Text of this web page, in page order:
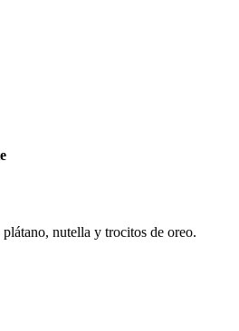
nutella y trocitos de oreo.